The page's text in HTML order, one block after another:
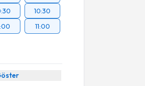
10:30
11:00